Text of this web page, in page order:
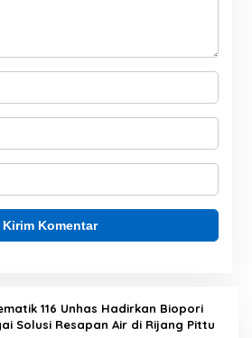
116 Unhas Hadirkan Biopori
Solusi Resapan Air di Rijang Pittu